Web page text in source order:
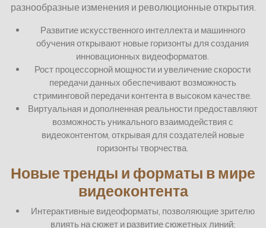
разнообразные изменения и революционные открытия.
Развитие искусственного интеллекта и машинного
обучения открывают новые горизонты для создания
инновационных видеоформатов.
Рост процессорной мощности и увеличение скорости
передачи данных обеспечивают возможность
стриминговой передачи контента в высоком качестве.
Виртуальная и дополненная реальности предоставляют
возможность уникального взаимодействия с
видеоконтентом, открывая для создателей новые
горизонты творчества.
Новые тренды и форматы в мире
видеоконтента
Интерактивные видеоформаты, позволяющие зрителю
влиять на сюжет и развитие сюжетных линий;